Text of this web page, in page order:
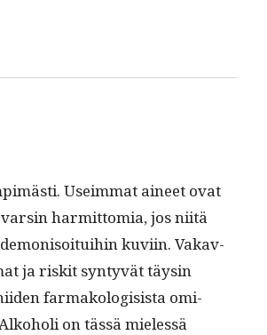
Useim­mat aineet ovat
har­mit­to­mia, jos niitä
kuvi­in. Vakav­
ja riskit syn­tyvät täysin
far­makol­o­gi­sista omi­
on tässä mielessä